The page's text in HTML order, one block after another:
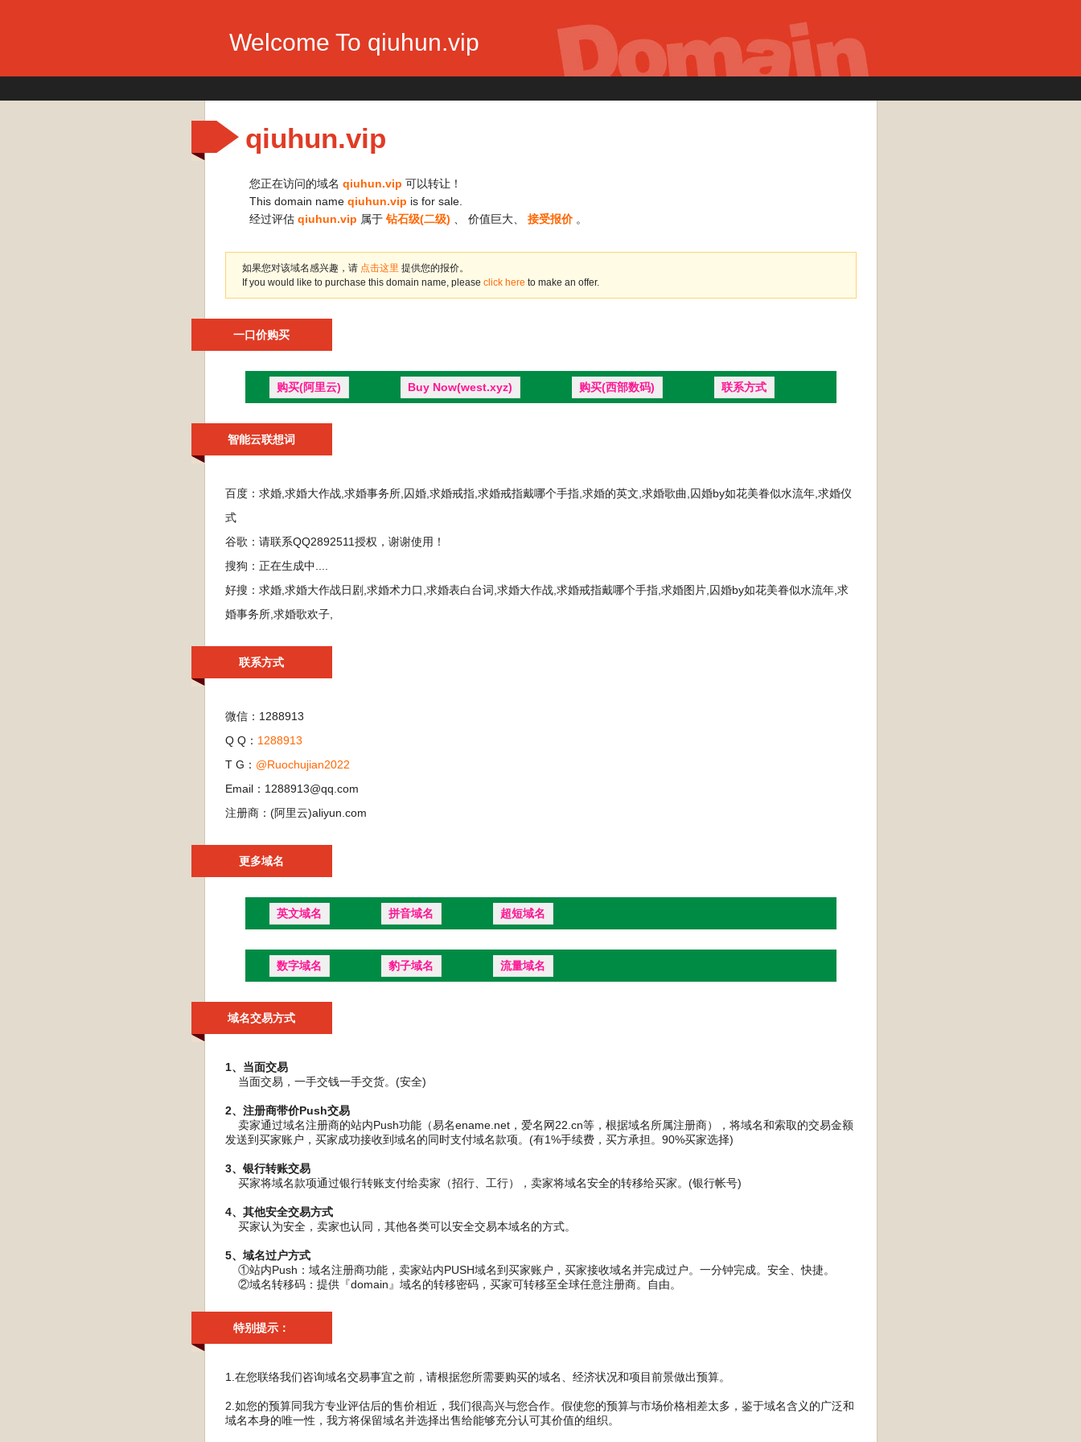
Welcome To qiuhun.vip
qiuhun.vip
您正在访问的域名 qiuhun.vip 可以转让！
This domain nameqiuhun.vip is for sale.
经过评估qiuhun.vip 属于 钻石级(二级) 、 价值巨大、 接受报价。
如果您对该域名感兴趣，请 点击这里 提供您的报价。
If you would like to purchase this domain name, please click here to make an offer.
一口价购买
购买(阿里云) Buy Now(west.xyz) 购买(西部数码) 联系方式
智能云联想词
百度： 求婚,求婚大作战,求婚事务所,囚婚,求婚戒指,求婚戒指戴哪个手指,求婚的英文,求婚歌曲,囚婚by如花美眷似水流年,求婚仪
式
谷歌： 请联系QQ2892511授权，谢谢使用！
搜狗： 正在生成中....
好搜： 求婚,求婚大作战日剧,求婚术力口,求婚表白台词,求婚大作战,求婚戒指戴哪个手指,求婚图片,囚婚by如花美眷似水流年,求
婚事务所,求婚歌欢子,
联系方式
微信：1288913
Q Q： 1288913
T G： @Ruochujian2022
Email：1288913@qq.com
注册商：(阿里云)aliyun.com
更多域名
英文域名 拼音域名 超短域名
数字域名 豹子域名 流量域名
域名交易方式
1、当面交易
当面交易，一手交钱一手交货。(安全)
2、注册商带价Push交易
卖家通过域名注册商的站内Push功能（易名ename.net，爱名网22.cn等，根据域名所属注册商），将域名和索取的交易金额
发送到买家账户，买家成功接收到域名的同时支付域名款项。(有1%手续费，买方承担。90%买家选择)
3、银行转账交易
买家将域名款项通过银行转账支付给卖家（招行、工行），卖家将域名安全的转移给买家。(银行帐号)
4、其他安全交易方式
买家认为安全，卖家也认同，其他各类可以安全交易本域名的方式。
5、域名过户方式
①站内Push：域名注册商功能，卖家站内PUSH域名到买家账户，买家接收域名并完成过户。一分钟完成。安全、快捷。
②域名转移码：提供『domain』域名的转移密码，买家可转移至全球任意注册商。自由。
特别提示：
1.在您联络我们咨询域名交易事宜之前，请根据您所需要购买的域名、经济状况和项目前景做出预算。
2.如您的预算同我方专业评估后的售价相近，我们很高兴与您合作。假使您的预算与市场价格相差太多，鉴于域名含义的广泛和
域名本身的唯一性，我方将保留域名并选择出售给能够充分认可其价值的组织。